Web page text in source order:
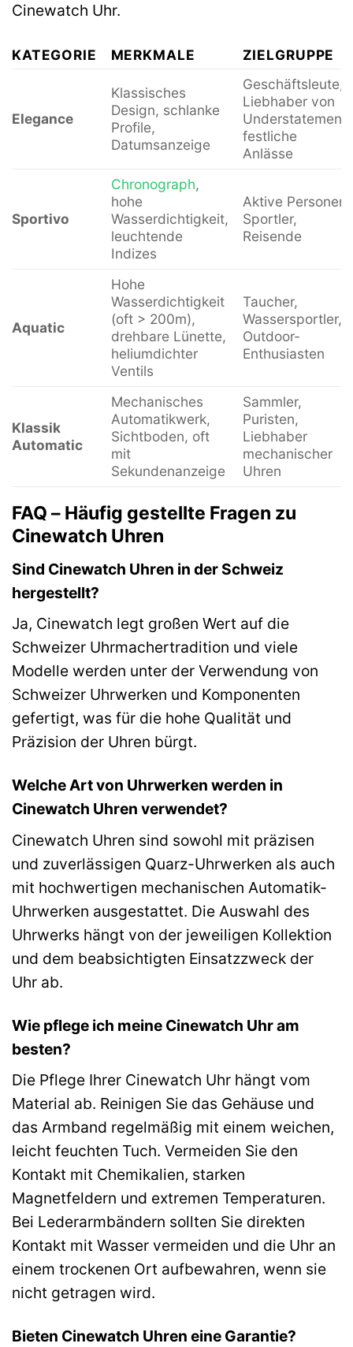
Cinewatch Uhr.
KATEGORIE MERKMALE ZIELGRUPPE
Elegance
Klassisches
Design, schlanke
Profile,
Datumsanzeige
Geschäftsleute,
Liebhaber von
Understatement,
festliche
Anlässe
Sportivo
Chronograph,
hohe
Wasserdichtigkeit,
leuchtende
Indizes
Aktive Personen,
Sportler,
Reisende
Aquatic
Hohe
Wasserdichtigkeit
(oft > 200m),
drehbare Lünette,
heliumdichter
Ventils
Taucher,
Wassersportler,
Outdoor-
Enthusiasten
Klassik
Automatic
Mechanisches
Automatikwerk,
Sichtboden, oft
mit
Sekundenanzeige
Sammler,
Puristen,
Liebhaber
mechanischer
Uhren
FAQ – Häufig gestellte Fragen zu
Cinewatch Uhren
Sind Cinewatch Uhren in der Schweiz
hergestellt?
Ja, Cinewatch legt großen Wert auf die
Schweizer Uhrmachertradition und viele
Modelle werden unter der Verwendung von
Schweizer Uhrwerken und Komponenten
gefertigt, was für die hohe Qualität und
Präzision der Uhren bürgt.
Welche Art von Uhrwerken werden in
Cinewatch Uhren verwendet?
Cinewatch Uhren sind sowohl mit präzisen
und zuverlässigen Quarz-Uhrwerken als auch
mit hochwertigen mechanischen Automatik-
Uhrwerken ausgestattet. Die Auswahl des
Uhrwerks hängt von der jeweiligen Kollektion
und dem beabsichtigten Einsatzzweck der
Uhr ab.
Wie pflege ich meine Cinewatch Uhr am
besten?
Die Pflege Ihrer Cinewatch Uhr hängt vom
Material ab. Reinigen Sie das Gehäuse und
das Armband regelmäßig mit einem weichen,
leicht feuchten Tuch. Vermeiden Sie den
Kontakt mit Chemikalien, starken
Magnetfeldern und extremen Temperaturen.
Bei Lederarmbändern sollten Sie direkten
Kontakt mit Wasser vermeiden und die Uhr an
einem trockenen Ort aufbewahren, wenn sie
nicht getragen wird.
Bieten Cinewatch Uhren eine Garantie?